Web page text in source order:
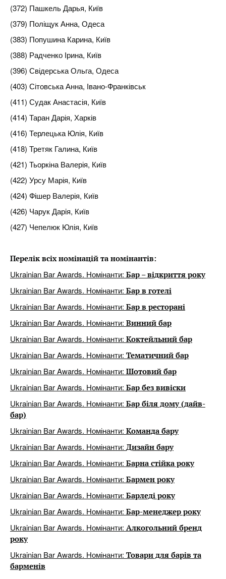
(372) Пашкель Дарья, Київ
(379) Поліщук Анна, Одеса
(383) Попушина Карина, Київ
(388) Радченко Ірина, Київ
(396) Свідерська Ольга, Одеса
(403) Сітовська Анна, Івано-Франківськ
(411) Судак Анастасія, Київ
(414) Таран Дарія, Харків
(416) Терлецька Юлія, Київ
(418) Третяк Галина, Київ
(421) Тьоркіна Валерія, Київ
(422) Урсу Марія, Київ
(424) Фішер Валерія, Київ
(426) Чарук Дарiя, Київ
(427) Чепелюк Юлія, Київ
Перелік всіх номінацій та номінантів:
Ukrainian Bar Awards. Номінанти: Бар – відкриття року
Ukrainian Bar Awards. Номінанти: Бар в готелі
Ukrainian Bar Awards. Номінанти: Бар в ресторані
Ukrainian Bar Awards. Номінанти: Винний бар
Ukrainian Bar Awards. Номінанти: Коктейльний бар
Ukrainian Bar Awards. Номінанти: Тематичний бар
Ukrainian Bar Awards. Номінанти: Шотовий бар
Ukrainian Bar Awards. Номінанти: Бар без вивіски
Ukrainian Bar Awards. Номінанти: Бар біля дому (дайв-
бар)
Ukrainian Bar Awards. Номінанти: Команда бару
Ukrainian Bar Awards. Номінанти: Дизайн бару
Ukrainian Bar Awards. Номінанти: Барна стійка року
Ukrainian Bar Awards. Номінанти: Бармен року
Ukrainian Bar Awards. Номінанти: Барледі року
Ukrainian Bar Awards. Номінанти: Бар-менеджер року
Ukrainian Bar Awards. Номінанти: Алкогольний бренд
року
Ukrainian Bar Awards. Номінанти: Товари для барів та
барменів